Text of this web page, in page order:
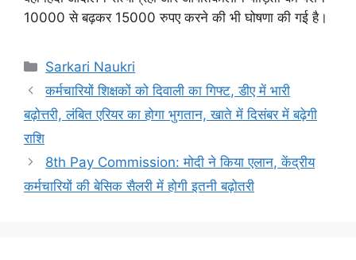
10000 से बढ़कर 15000 रुपए करने की भी घोषणा की गई है।
Categories
Sarkari Naukri
कर्मचारियों शिक्षकों को दिवाली का गिफ्ट, डीए में भारी
बढ़ोत्तरी, लंबित एरियर का होगा भुगतान, खाते में दिसंबर में बढ़ेगी
राशि
8th Pay Commission: मोदी ने किया एलान, केंद्रीय
कर्मचारियों की बेसिक सैलरी में होगी इतनी बढ़ोतरी